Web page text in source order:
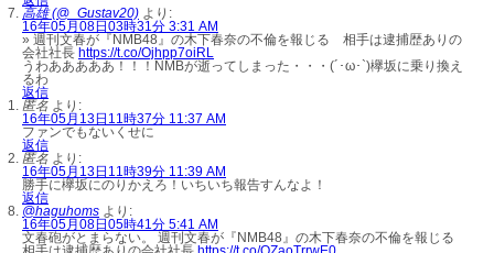
高雄 (@_Gustav20) より:
16年05月08日03時31分 3:31 AM
» 週刊文春が『NMB48』の木下春奈の不倫を報じる 相手は逮捕歴ありの
会社社長 https://t.co/Ojhpp7oiRL
うわあああああ！！！NMBが逝ってしまった・・・(´･ω･`)欅坂に乗り換え
るわ
返信
匿名 より:
16年05月13日11時37分 11:37 AM
ファンでもないくせに
返信
匿名 より:
16年05月13日11時39分 11:39 AM
勝手に欅坂にのりかえろ！いちいち報告すんなよ！
返信
@haguhoms より:
16年05月08日05時41分 5:41 AM
文春砲がとまらない。 週刊文春が『NMB48』の木下春奈の不倫を報じる